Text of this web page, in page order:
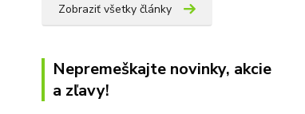
Zobraziť všetky články
Nepremeškajte novinky, akcie
a zľavy!